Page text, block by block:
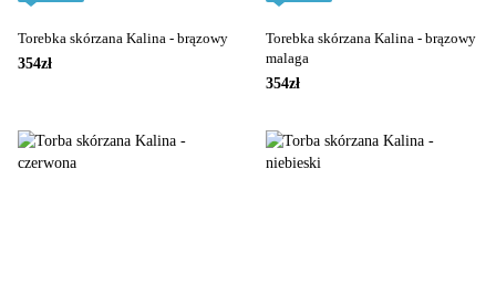
Torebka skórzana Kalina - brązowy
354zł
Torebka skórzana Kalina - brązowy
malaga
354zł